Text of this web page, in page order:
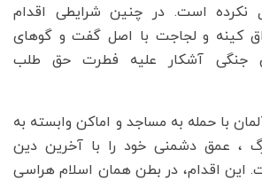
است. در چنین شرایطی اقدام
کینه و لجاجت با اصل گفت و گوهای
جنگی آشکار علیه فطرت حق طلب
با حمله به مساجد و اماکن وابسته به
، عمق دشمنی خود را با آخرین دین
این اقدام، در بطن همان اسلام هراسی